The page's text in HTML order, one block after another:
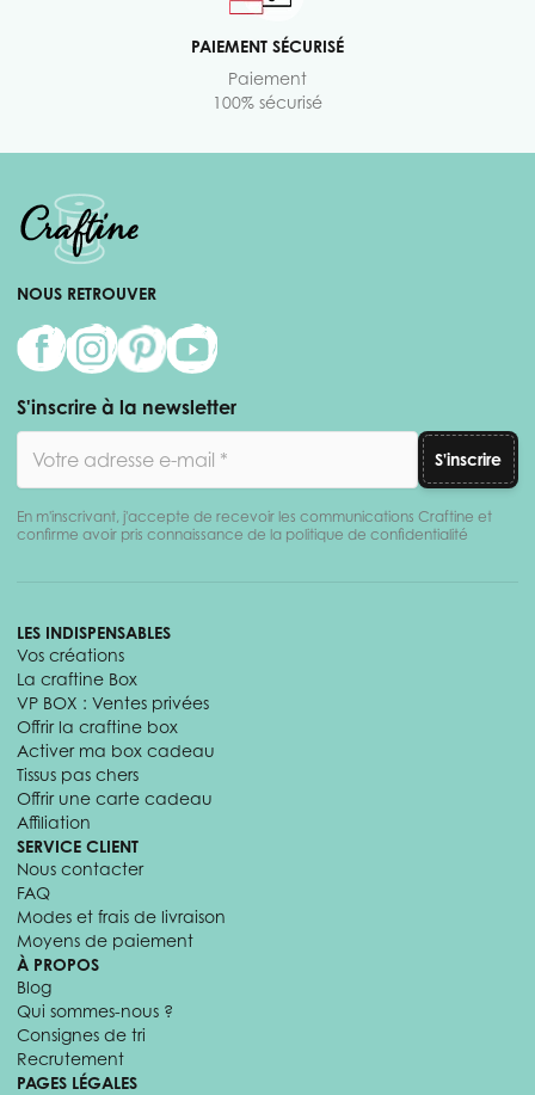
PAIEMENT SÉCURISÉ
Paiement
100% sécurisé
NOUS RETROUVER
S'inscrire à la newsletter
S'inscrire
En m'inscrivant, j'accepte de recevoir les communications Craftine et
confirme avoir pris connaissance de la politique de confidentialité
LES INDISPENSABLES
Vos créations
La craftine Box
VP BOX : Ventes privées
Offrir la craftine box
Activer ma box cadeau
Tissus pas chers
Offrir une carte cadeau
Affiliation
SERVICE CLIENT
Nous contacter
FAQ
Modes et frais de livraison
Moyens de paiement
À PROPOS
Blog
Qui sommes-nous ?
Consignes de tri
Recrutement
PAGES LÉGALES